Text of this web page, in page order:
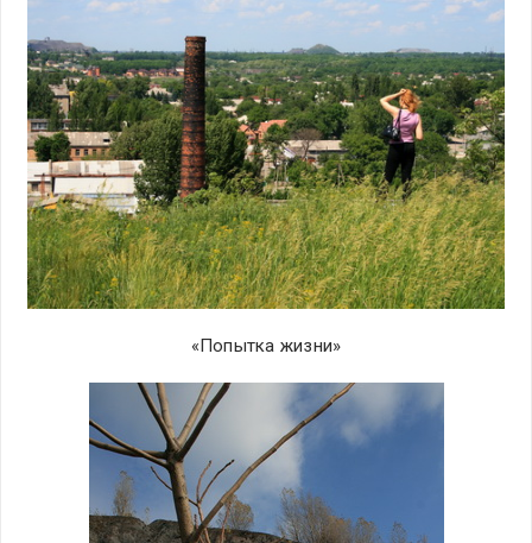
«Попытка жизни»